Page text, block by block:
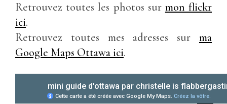
Retrouvez toutes les photos sur mon flickr
ici.
Retrouvez toutes mes adresses sur ma
Google Maps Ottawa ici.